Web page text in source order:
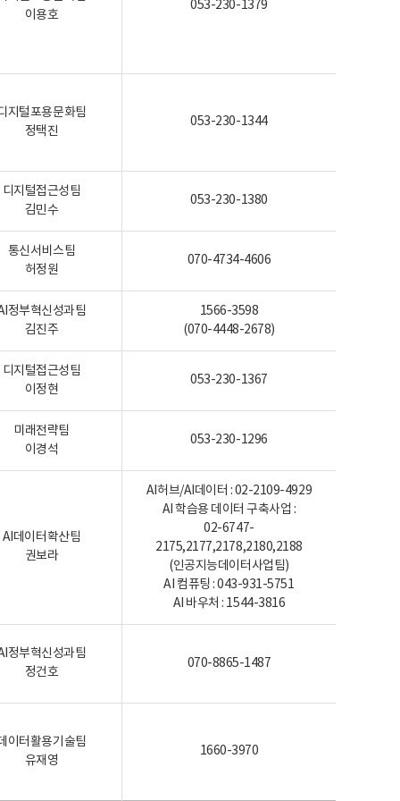
이용호
053-230-1379
지털포용문화팀
정택진
053-230-1344
디지털접근성팀
김민수
053-230-1380
통신서비스팀
허정원
070-4734-4606
정부혁신성과팀
김진주
1566-3598
(070-4448-2678)
디지털접근성팀
이정현
053-230-1367
미래전략팀
이경석
053-230-1296
AI데이터확산팀
권보라
AI허브/AI데이터 : 02-2109-4929
AI 학습용 데이터 구축사업 :
02-6747-
2175,2177,2178,2180,2188
(인공지능데이터사업팀)
AI 컴퓨팅 : 043-931-5751
AI 바우처 : 1544-3816
정부혁신성과팀
정건호
070-8865-1487
이터활용기술팀
유재영
1660-3970